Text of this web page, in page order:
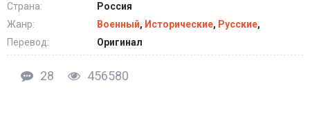
Страна:
Россия
Жанр:
Военный, Исторические, Русские,
Перевод:
Оригинал
28 456580